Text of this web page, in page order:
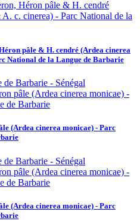
pâle & H. cendré (Ardea cinerea
National de la Langue de Barbarie
Barbarie - Sénégal
(Ardea cinerea monicae) - Parc
Barbarie - Sénégal
(Ardea cinerea monicae) - Parc